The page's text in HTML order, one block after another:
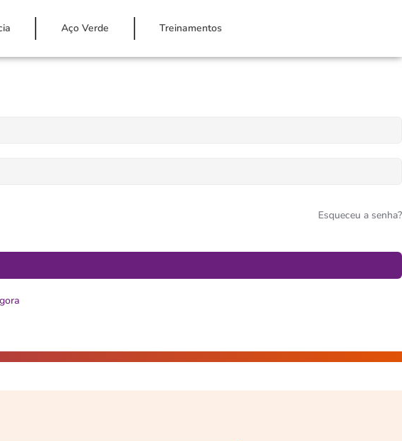
Aço Verde Treinamentos
Esqueceu a senha?